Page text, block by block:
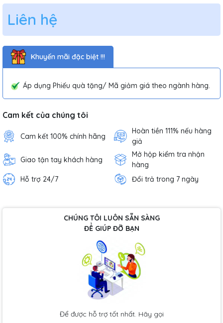
Liên hệ
Khuyến mãi đặc biệt !!!
Áp dụng Phiếu quà tặng/ Mã giảm giá theo ngành hàng.
Cam kết của chúng tôi
Cam kết 100% chính hãng
Hoàn tiền 111% nếu hàng
giả
Giao tận tay khách hàng
Mở hộp kiểm tra nhận
hàng
Hỗ trợ 24/7
Đổi trả trong 7 ngày
CHÚNG TÔI LUÔN SẴN SÀNG
ĐỂ GIÚP ĐỠ BẠN
Để được hỗ trợ tốt nhất. Hãy gọi